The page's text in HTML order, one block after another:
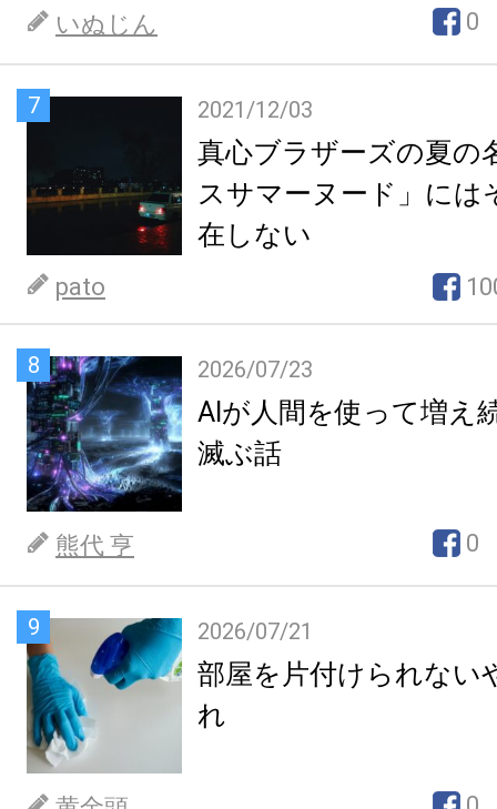
いぬじん 0
7 2021/12/03
真心ブラザーズの夏の
スサマーヌード」には
在しない
pato
8 2026/07/23
AIが人間を使って増え
滅ぶ話
熊代 亨 0
9 2026/07/21
部屋を片付けられない
れ